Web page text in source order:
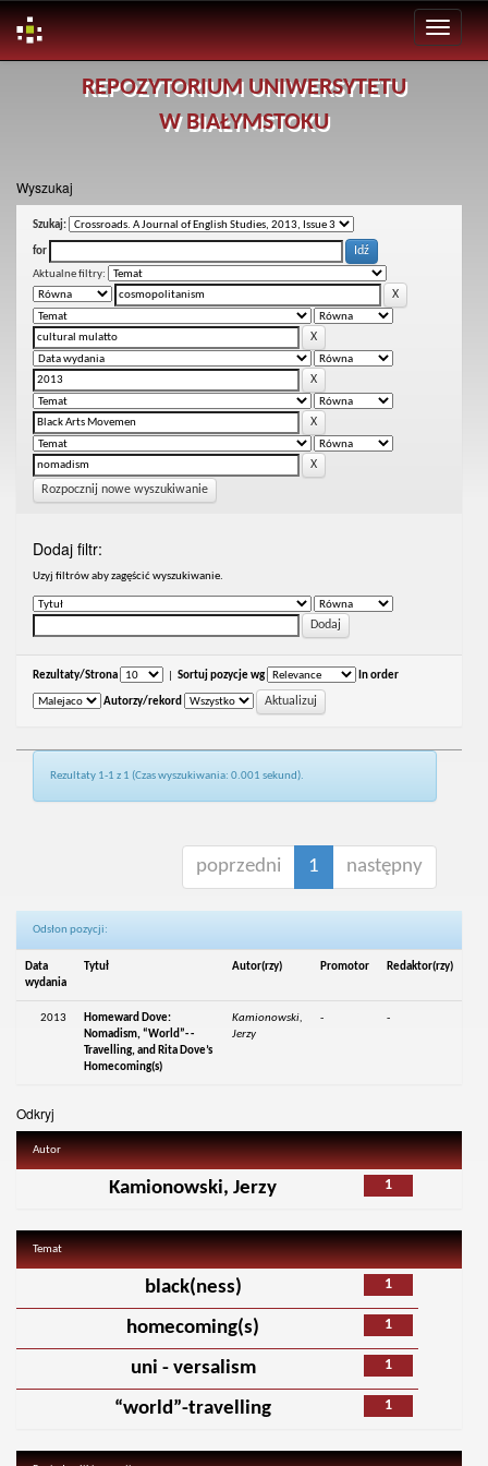
REPOZYTORIUM UNIWERSYTETU
W BIAŁYMSTOKU
Wyszukaj
Szukaj:
for
Aktualne filtry:
Rozpocznij nowe wyszukiwanie
Dodaj filtr:
Uzyj filtrów aby zagęścić wyszukiwanie.
Rezultaty/Strona Sortuj pozycje wg In order
Autorzy/rekord
Rezultaty 1-1 z 1 (Czas wyszukiwania: 0.001 sekund).
poprzedni 1 następny
Odsłon pozycji:
Data
wydania
Tytuł Autor(rzy) Promotor Redaktor(rzy)
2013
Homeward Dove:
Nomadism, “World”- -
Travelling, and Rita Dove’s
Homecoming(s)
Kamionowski,
Jerzy
- -
Odkryj
Autor
1
Kamionowski, Jerzy
Temat
1
black(ness)
1
homecoming(s)
1
uni - versalism
1
“world”-travelling